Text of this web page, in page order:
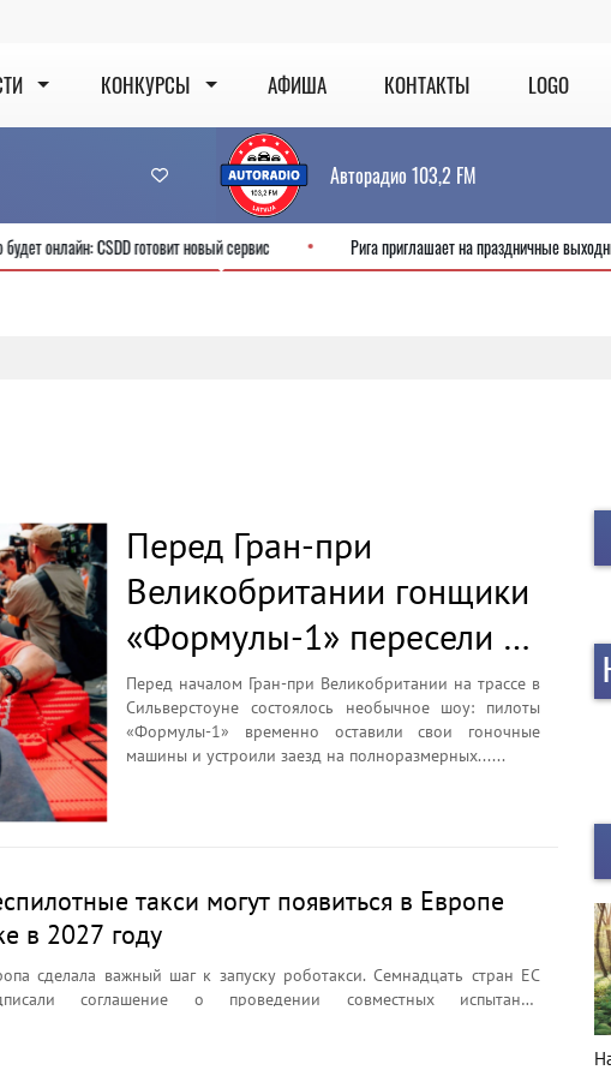
КОНКУРСЫ АФИША КОНТАКТЫ LOGO
Авторадио 103,2 FM
можно будет онлайн: CSDD готовит новый сервис Рига приглашает на
Перед Гран-при
Великобритании гонщики
«Формулы-1» пересели на
болиды LEGO
Перед началом Гран-при Великобритании на трассе в
Сильверстоуне состоялось необычное шоу: пилоты
«Формулы-1» временно оставили свои гоночные
машины и устроили заезд на полноразмерных......
такси могут появиться в Европе
в 2027 году
сделала важный шаг к запуску роботакси. Семнадцать стран ЕС
соглашение о проведении совместных испытаний